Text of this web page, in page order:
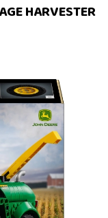
HARVESTER